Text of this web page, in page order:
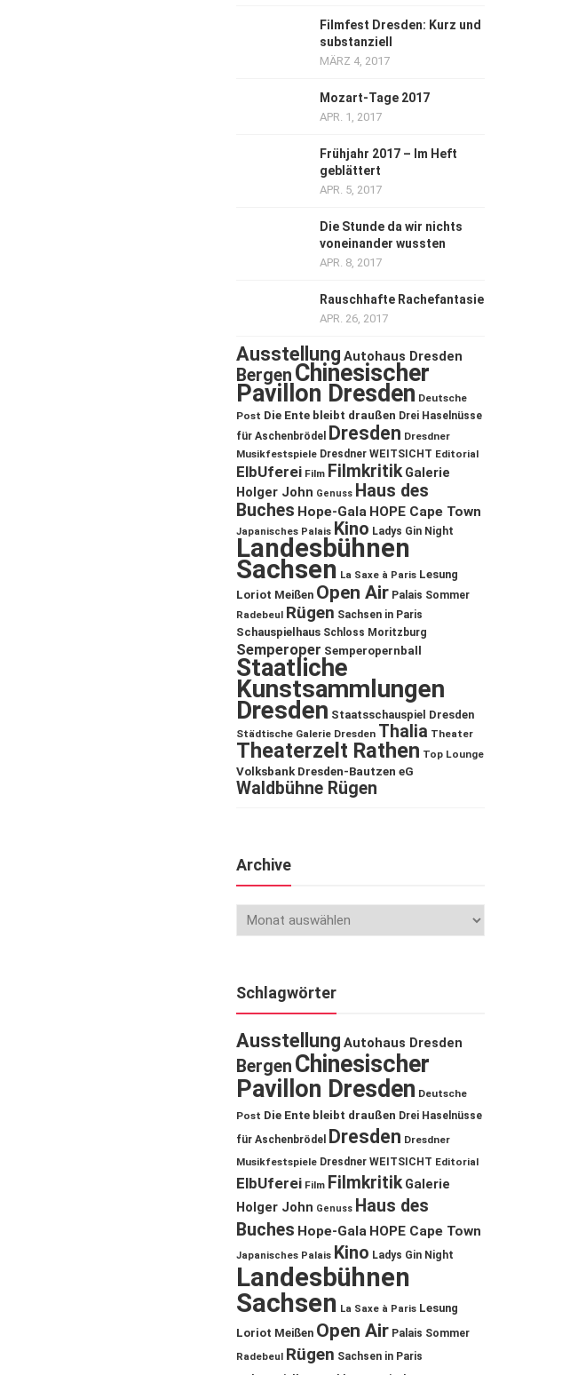
Filmfest Dresden: Kurz und
substanziell
MÄRZ 4, 2017
Mozart-Tage 2017
APR. 1, 2017
Frühjahr 2017 – Im Heft
geblättert
APR. 5, 2017
Die Stunde da wir nichts
voneinander wussten
APR. 8, 2017
Rauschhafte Rachefantasie
APR. 26, 2017
Ausstellung Autohaus Dresden
Bergen Chinesischer
Pavillon Dresden Deutsche
Post Die Ente bleibt draußen Drei Haselnüsse
für Aschenbrödel
Dresden Dresdner
Musikfestspiele Dresdner WEITSICHT Editorial
ElbUferei Film Filmkritik Galerie
Holger John Genuss Haus des
Buches Hope-Gala HOPE Cape Town
Japanisches Palais Kino Ladys Gin Night
Landesbühnen
Sachsen La Saxe à Paris Lesung
Loriot Meißen Open Air Palais Sommer
Radebeul Rügen Sachsen in Paris
Schauspielhaus Schloss Moritzburg
Semperoper Semperopernball
Staatliche
Kunstsammlungen
Dresden Staatsschauspiel Dresden
Städtische Galerie Dresden Thalia Theater
Theaterzelt Rathen Top Lounge
Volksbank Dresden-Bautzen eG
Waldbühne Rügen
Archive
Schlagwörter
Ausstellung Autohaus Dresden
Bergen Chinesischer
Pavillon Dresden Deutsche
Post Die Ente bleibt draußen Drei Haselnüsse
für Aschenbrödel
Dresden Dresdner
Musikfestspiele Dresdner WEITSICHT Editorial
ElbUferei Film Filmkritik Galerie
Holger John Genuss Haus des
Buches Hope-Gala HOPE Cape Town
Japanisches Palais Kino Ladys Gin Night
Landesbühnen
Sachsen La Saxe à Paris Lesung
Loriot Meißen Open Air Palais Sommer
Radebeul Rügen Sachsen in Paris